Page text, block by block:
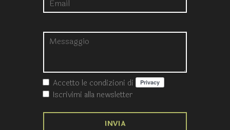
Accetto le condizioni di
Iscrivimi alla newsletter